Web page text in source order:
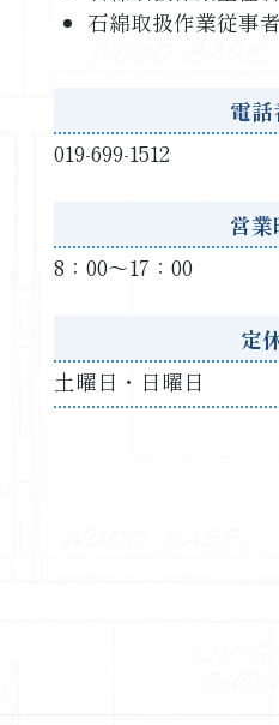
石綿取扱作業従事者
電話
019-699-1512
営業
8：00～17：00
定
土曜日・日曜日